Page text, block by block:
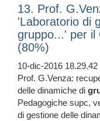
13. Prof.
'Laboratorio di
gruppo...' per il
(80%)
10-dic-2016 18.29.42
Prof. G.Venza:
delle dinamiche di
Pedagogiche supc,
di gestione delle